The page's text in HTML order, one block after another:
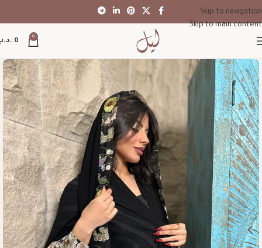
Skip to navigation
Skip to main content
0
0